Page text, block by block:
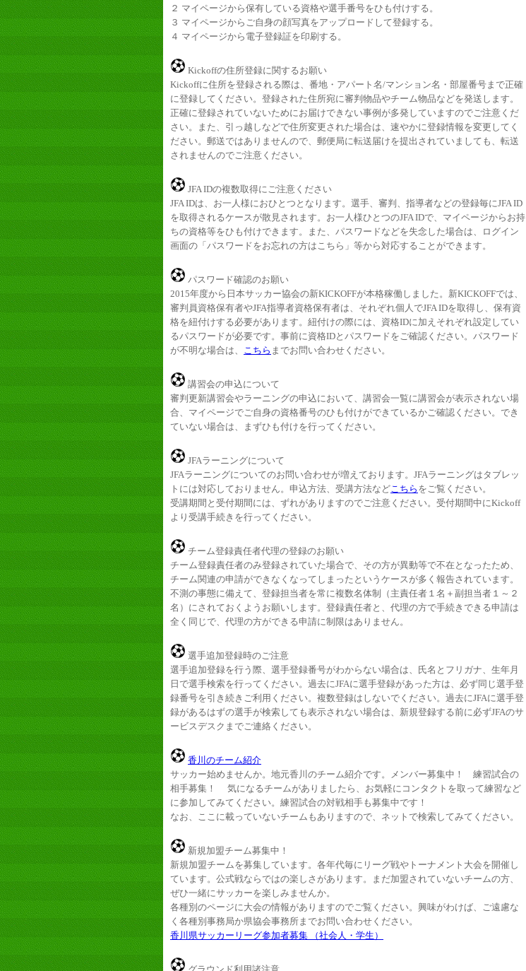
２ マイページから保有している資格や選手番号をひも付けする。
３ マイページからご自身の顔写真をアップロードして登録する。
４ マイページから電子登録証を印刷する。
Kickoffの住所登録に関するお願い
Kickoffに住所を登録される際は、番地・アパート名/マンション名・部屋番号まで正確
に登録してください。登録された住所宛に審判物品やチーム物品などを発送します。
正確に登録されていないためにお届けできない事例が多発していますのでご注意くだ
さい。また、引っ越しなどで住所変更された場合は、速やかに登録情報を変更してく
ださい。郵送ではありませんので、郵便局に転送届けを提出されていましても、転送
されませんのでご注意ください。
JFA IDの複数取得にご注意ください
JFA IDは、お一人様におひとつとなります。選手、審判、指導者などの登録毎にJFA ID
を取得されるケースが散見されます。お一人様ひとつのJFA IDで、マイページからお持
ちの資格等をひも付けできます。また、パスワードなどを失念した場合は、ログイン
画面の「パスワードをお忘れの方はこちら」等から対応することができます。
パスワード確認のお願い
2015年度から日本サッカー協会の新KICKOFFが本格稼働しました。新KICKOFFでは、
審判員資格保有者やJFA指導者資格保有者は、それぞれ個人でJFA IDを取得し、保有資
格を紐付けする必要があります。紐付けの際には、資格IDに加えそれぞれ設定してい
るパスワードが必要です。事前に資格IDとパスワードをご確認ください。パスワード
が不明な場合は、 こちら までお問い合わせください。
講習会の申込について
審判更新講習会やラーニングの申込において、講習会一覧に講習会が表示されない場
合、マイページでご自身の資格番号のひも付けができているかご確認ください。でき
ていない場合は、まずひも付けを行ってください。
JFAラーニングについて
JFAラーニングについてのお問い合わせが増えております。JFAラーニングはタブレッ
トには対応しておりません。申込方法、受講方法などこちら をご覧ください。
受講期間と受付期間には、ずれがありますのでご注意ください。受付期間中にKickoff
より受講手続きを行ってください。
チーム登録責任者代理の登録のお願い
チーム登録責任者のみ登録されていた場合で、その方が異動等で不在となったため、
チーム関連の申請ができなくなってしまったというケースが多く報告されています。
不測の事態に備えて、登録担当者を常に複数名体制（主責任者１名＋副担当者１～２
名）にされておくようお願いします。登録責任者と、代理の方で手続きできる申請は
全く同じで、代理の方ができる申請に制限はありません。
選手追加登録時のご注意
選手追加登録を行う際、選手登録番号がわからない場合は、氏名とフリガナ、生年月
日で選手検索を行ってください。過去にJFAに選手登録があった方は、必ず同じ選手登
録番号を引き続きご利用ください。複数登録はしないでください。過去にJFAに選手登
録があるはずの選手が検索しても表示されない場合は、新規登録する前に必ずJFAのサ
ービスデスクまでご連絡ください。
香川のチーム紹介
サッカー始めませんか。地元香川のチーム紹介です。メンバー募集中！ 練習試合の
相手募集！ 気になるチームがありましたら、お気軽にコンタクトを取って練習など
に参加してみてください。練習試合の対戦相手も募集中です！
なお、ここに載っていないチームもありますので、ネットで検索してみてください。
新規加盟チーム募集中！
新規加盟チームを募集しています。各年代毎にリーグ戦やトーナメント大会を開催し
ています。公式戦ならではの楽しさがあります。まだ加盟されていないチームの方、
ぜひ一緒にサッカーを楽しみませんか。
各種別のページに大会の情報がありますのでご覧ください。興味がわけば、ご遠慮な
く各種別事務局か県協会事務所までお問い合わせください。
香川県サッカーリーグ参加者募集 （社会人・学生）